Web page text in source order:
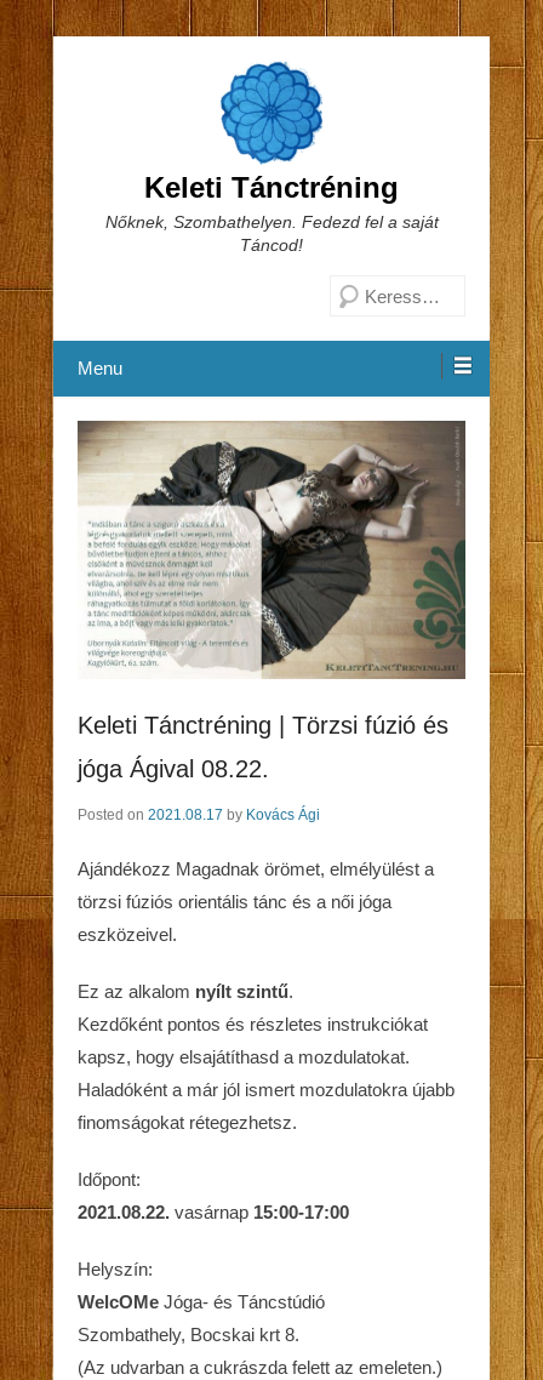
Keleti Tánctréning
Nőknek, Szombathelyen. Fedezd fel a saját
Táncod!
Menu
Keleti Tánctréning | Törzsi fúzió és
jóga Ágival 08.22.
Posted on 2021.08.17 by Kovács Ági
Ajándékozz Magadnak örömet, elmélyülést a
törzsi fúziós orientális tánc és a női jóga
eszközeivel.
Ez az alkalom nyílt szintű.
Kezdőként pontos és részletes instrukciókat
kapsz, hogy elsajátíthasd a mozdulatokat.
Haladóként a már jól ismert mozdulatokra újabb
finomságokat rétegezhetsz.
Időpont:
2021.08.22. vasárnap 15:00-17:00
Helyszín:
WelcOMe Jóga- és Táncstúdió
Szombathely, Bocskai krt 8.
(Az udvarban a cukrászda felett az emeleten.)